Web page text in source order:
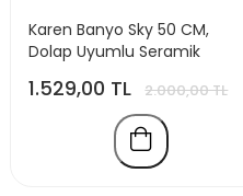
Karen Banyo Sky 50 CM,
Dolap Uyumlu Seramik
1.529,00 TL 2.000,00 TL